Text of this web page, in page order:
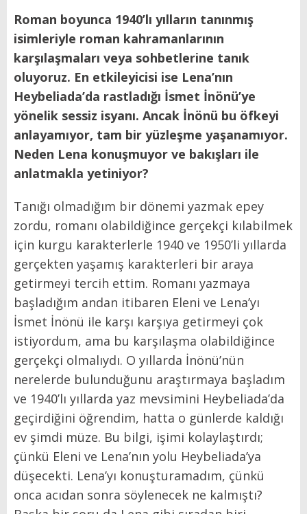
Roman boyunca 1940’lı yılların tanınmış
isimleriyle roman kahramanlarının
karşılaşmaları veya sohbetlerine tanık
oluyoruz. En etkileyicisi ise Lena’nın
Heybeliada’da rastladığı İsmet İnönü’ye
yönelik sessiz isyanı. Ancak İnönü bu öfkeyi
anlayamıyor, tam bir yüzleşme yaşanamıyor.
Neden Lena konuşmuyor ve bakışları ile
anlatmakla yetiniyor?
Tanığı olmadığım bir dönemi yazmak epey
zordu, romanı olabildiğince gerçekçi kılabilmek
için kurgu karakterlerle 1940 ve 1950’li yıllarda
gerçekten yaşamış karakterleri bir araya
getirmeyi tercih ettim. Romanı yazmaya
başladığım andan itibaren Eleni ve Lena’yı
İsmet İnönü ile karşı karşıya getirmeyi çok
istiyordum, ama bu karşılaşma olabildiğince
gerçekçi olmalıydı. O yıllarda İnönü’nün
nerelerde bulunduğunu araştırmaya başladım
ve 1940’lı yıllarda yaz mevsimini Heybeliada’da
geçirdiğini öğrendim, hatta o günlerde kaldığı
ev şimdi müze. Bu bilgi, işimi kolaylaştırdı;
çünkü Eleni ve Lena’nın yolu Heybeliada’ya
düşecekti. Lena’yı konuşturamadım, çünkü
onca acıdan sonra söylenecek ne kalmıştı?